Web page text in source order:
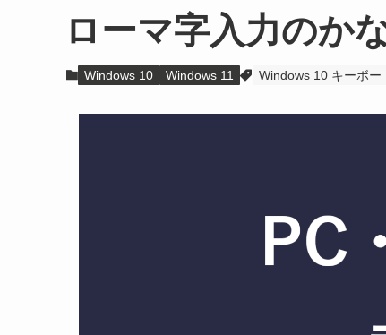
ローマ字入力のか
Windows 10 Windows 11 Windows 10 キーボー